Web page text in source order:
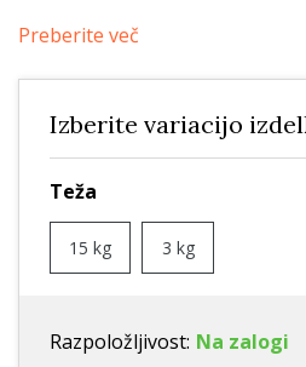
Preberite več
Izberite variacijo
Teža
15 kg 3 kg
Razpoložljivost: Na zalogi